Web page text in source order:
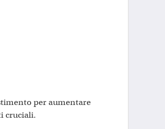
per aumentare
cruciali.